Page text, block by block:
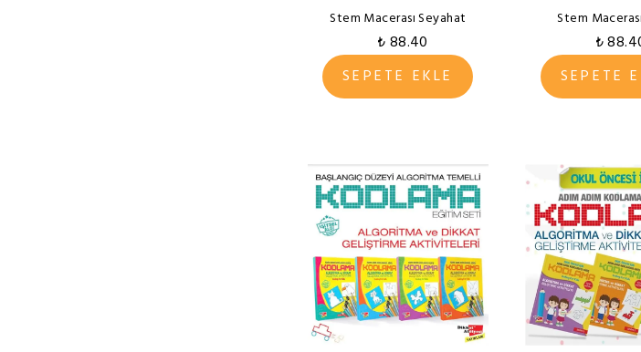
Stem Macerası Seyahat
₺ 88.40
SEPETE EKLE
Stem
₺
SEPETE